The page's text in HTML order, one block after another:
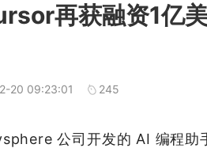
再获融资1亿
20 09:23:01 245
公司开发的 AI 编程助